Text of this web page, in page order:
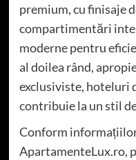
premium, cu finisaje
compartimentări
moderne pentru
al doilea rând,
exclusiviste, hoteluri
contribuie la un stil
Conform
ApartamenteLux.ro,